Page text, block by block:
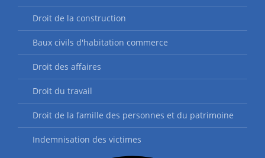
Droit de la construction
Baux civils d'habitation commerce
Droit des affaires
Droit du travail
Droit de la famille des personnes et du patrimoine
Indemnisation des victimes